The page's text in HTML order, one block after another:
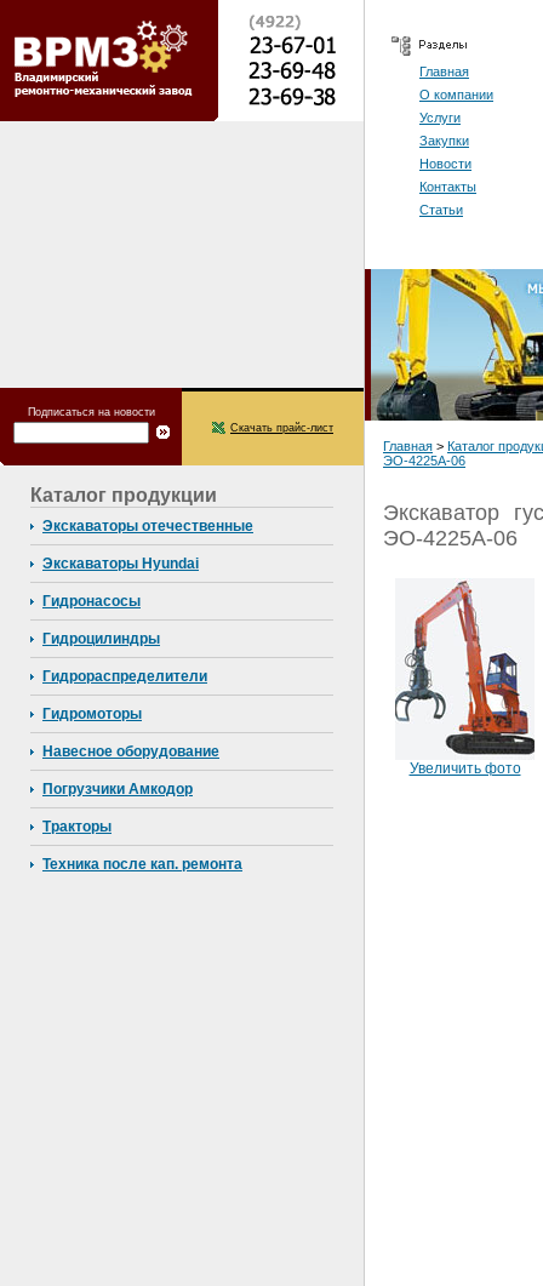
Подписаться на новости
Скачать прайс-лист
Каталог продукции
Экскаваторы отечественные
Экскаваторы Hyundai
Гидронасосы
Гидроцилиндры
Гидрораспределители
Гидромоторы
Навесное оборудование
Погрузчики Амкодор
Тракторы
Техника после кап. ремонта
Главная
О компании
Услуги
Закупки
Новости
Контакты
Статьи
Главная > Каталог
ЭО-4225А-06
Экскаватор
ЭО-4225А-06
Увеличить фото